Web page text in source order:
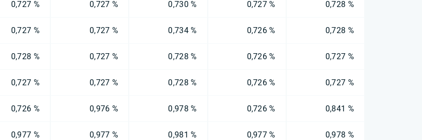
0,727 % 0,727 % 0,730 % 0,727 % 0,728 %
0,727 % 0,727 % 0,734 % 0,726 % 0,728 %
0,728 % 0,727 % 0,728 % 0,726 % 0,727 %
0,727 % 0,727 % 0,728 % 0,726 % 0,727 %
0,726 % 0,976 % 0,978 % 0,726 % 0,841 %
0,977 % 0,977 % 0,981 % 0,977 % 0,978 %